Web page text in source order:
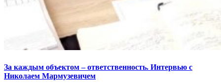
За каждым объектом – ответственность. Интервью с
Николаем Мармузевичем